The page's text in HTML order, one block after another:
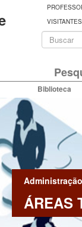
VISITANTES
Biblioteca
Administração
ÁREAS